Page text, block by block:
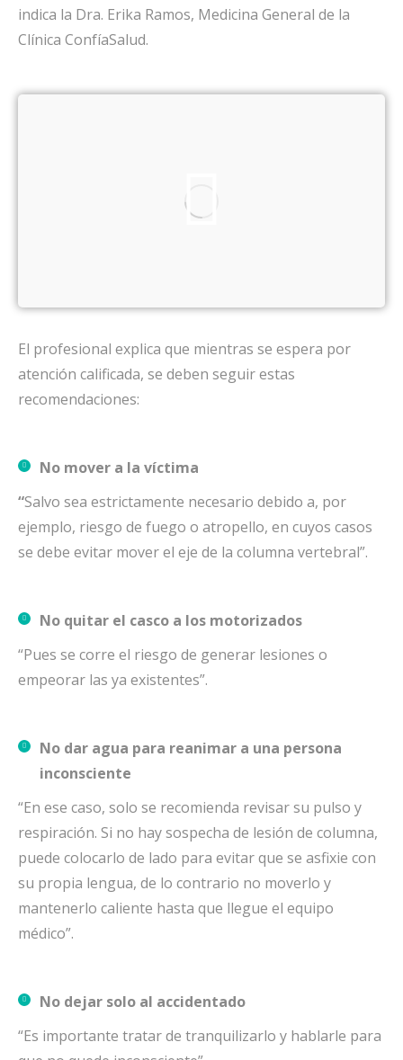
indica la Dra. Erika Ramos, Medicina General de la
Clínica ConfíaSalud.
El profesional explica que mientras se espera por
atención calificada, se deben seguir estas
recomendaciones:
No mover a la víctima
“Salvo sea estrictamente necesario debido a, por
ejemplo, riesgo de fuego o atropello, en cuyos casos
se debe evitar mover el eje de la columna vertebral”.
No quitar el casco a los motorizados
“Pues se corre el riesgo de generar lesiones o
empeorar las ya existentes”.
No dar agua para reanimar a una persona
inconsciente
“En ese caso, solo se recomienda revisar su pulso y
respiración. Si no hay sospecha de lesión de columna,
puede colocarlo de lado para evitar que se asfixie con
su propia lengua, de lo contrario no moverlo y
mantenerlo caliente hasta que llegue el equipo
médico”.
No dejar solo al accidentado
“Es importante tratar de tranquilizarlo y hablarle para